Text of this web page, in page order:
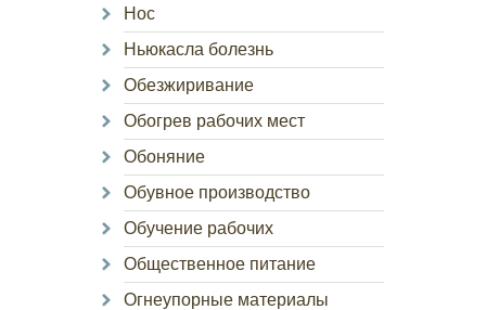
Нос
Ньюкасла болезнь
Обезжиривание
Обогрев рабочих мест
Обоняние
Обувное производство
Обучение рабочих
Общественное питание
Огнеупорные материалы